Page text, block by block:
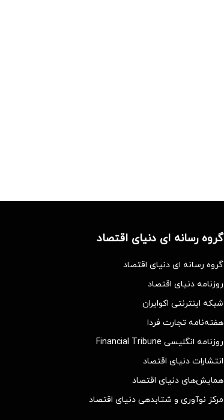
گروه رسانه ای دنیای اقتصاد
گروه رسانه ای دنیای اقتصاد
روزنامه دنیای اقتصاد
شبکه اینترنتی اکوایران
هفته‌نامه تجارت فردا
روزنامه انگلیسی Financial Tribune
انتشارات دنیای اقتصاد
همایش‌های دنیای اقتصاد
مرکز نوآوری و شتابدهی دنیای اقتصاد